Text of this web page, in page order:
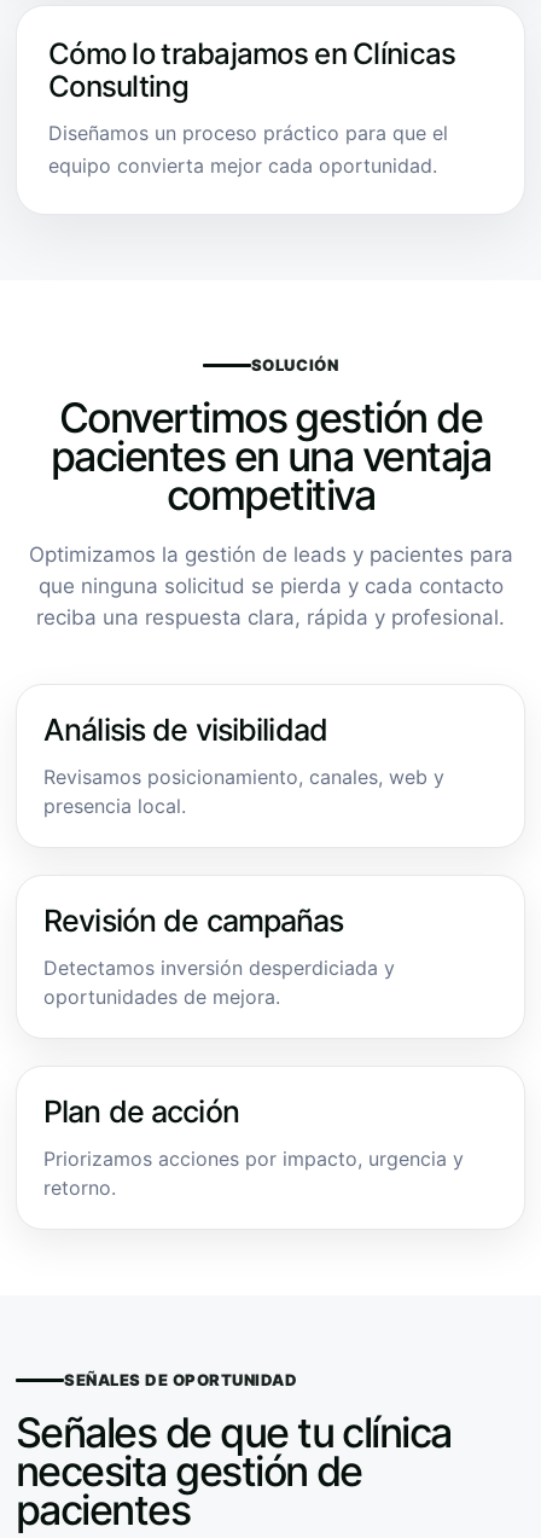
Cómo lo trabajamos en Clínicas
Consulting
Diseñamos un proceso práctico para que el
equipo convierta mejor cada oportunidad.
SOLUCIÓN
Convertimos gestión de
pacientes en una ventaja
competitiva
Optimizamos la gestión de leads y pacientes para
que ninguna solicitud se pierda y cada contacto
reciba una respuesta clara, rápida y profesional.
Análisis de visibilidad
Revisamos posicionamiento, canales, web y
presencia local.
Revisión de campañas
Detectamos inversión desperdiciada y
oportunidades de mejora.
Plan de acción
Priorizamos acciones por impacto, urgencia y
retorno.
SEÑALES DE OPORTUNIDAD
Señales de que tu clínica
necesita gestión de
pacientes